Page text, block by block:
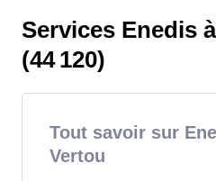
Services Enedis
(44 120)
Tout savoir sur
Vertou